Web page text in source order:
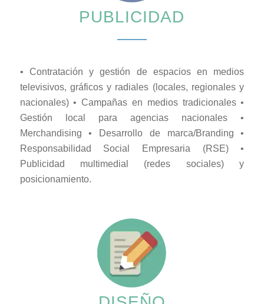
PUBLICIDAD
• Contratación y gestión de espacios en medios
televisivos, gráficos y radiales (locales, regionales y
nacionales) • Campañas en medios tradicionales •
Gestión local para agencias nacionales •
Merchandising • Desarrollo de marca/Branding •
Responsabilidad Social Empresaria (RSE) •
Publicidad multimedial (redes sociales) y
posicionamiento.